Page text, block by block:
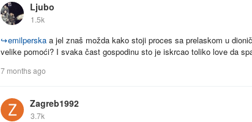
Ljubo
1.5k
↪emilperska a jel znaš možda kako stoji proces sa prelaskom u
velike pomoći? I svaka čast gospodinu sto je iskrcao toliko love da
7 months ago
Zagreb1992
3.7k